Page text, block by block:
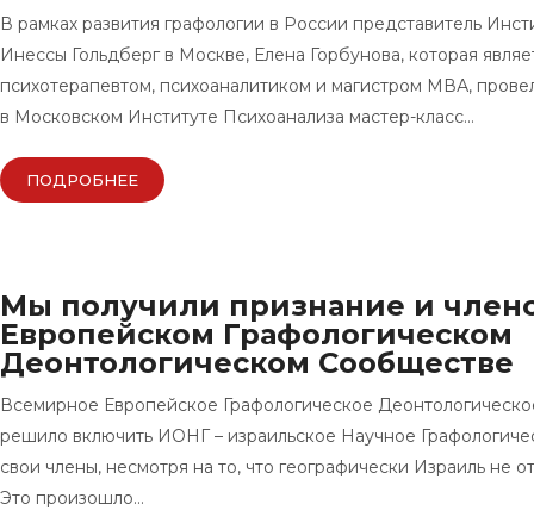
В рамках развития графологии в России представитель
Инессы Гольдберг в Москве, Елена Горбунова, которая
психотерапевтом, психоаналитиком и магистром МВА,
в Московском Институте Психоанализа мастер-класс…
ПОДРОБНЕЕ
Мы получили признание и
Европейском Графологическом
Деонтологическом Сообществе
Всемирное Европейское Графологическое
решило включить ИОНГ – израильское Научное
свои члены, несмотря на то, что географически Израиль не
Это произошло…